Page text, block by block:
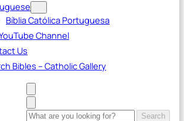
Bíblia Católica Portuguesa
Channel
Us
Bibles – Catholic Gallery
Search
Search